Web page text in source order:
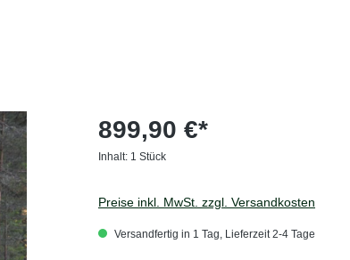
899,90 €*
Inhalt: 1 Stück
Preise inkl. MwSt. zzgl. Versandkosten
Versandfertig in 1 Tag, Lieferzeit 2-4 Tage